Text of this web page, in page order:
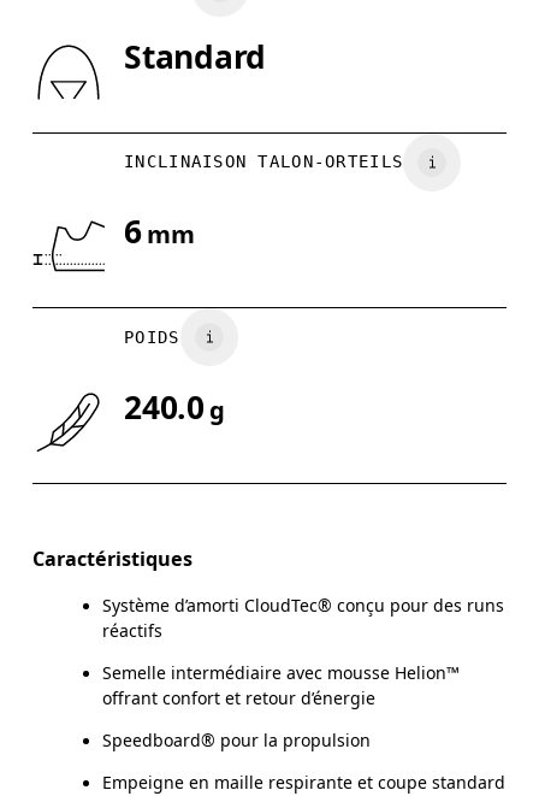
Glisser horizontalement pour en savoir plus
Standard
INCLINAISON TALON-ORTEILS
6mm
POIDS
240.0 g
Caractéristiques
Système d’amorti CloudTec® conçu pour des runs
réactifs
Semelle intermédiaire avec mousse Helion™
offrant confort et retour d’énergie
Speedboard® pour la propulsion
Empeigne en maille respirante et coupe standard